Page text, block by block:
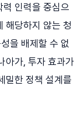
력 인력을 중심으
해당하지 않는 청
을 배제할 수 없
아가, 투자 효과가
밀한 정책 설계를